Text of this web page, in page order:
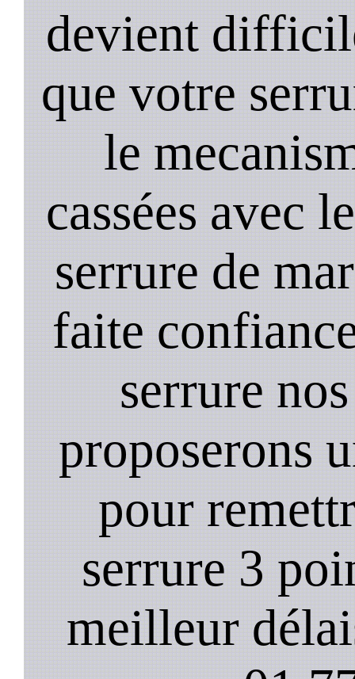
devient
que votre
le
cassées avec
serrure de
faite
serrure
proposerons
pour
serrure 3
meilleur